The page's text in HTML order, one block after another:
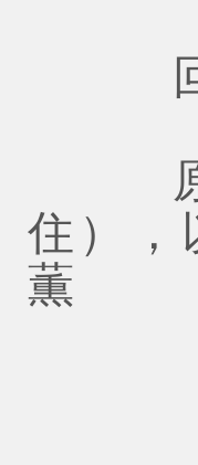
回到
原本
住），
薫
「